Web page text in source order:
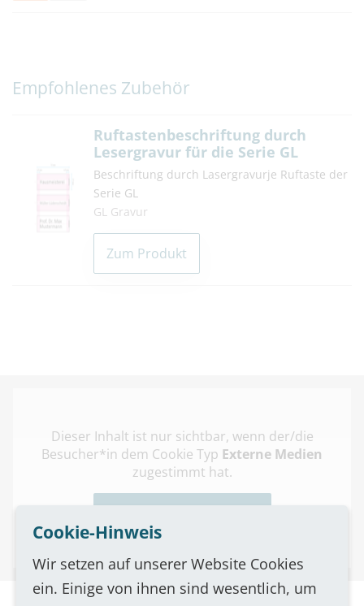
Empfohlenes Zubehör
Ruftastenbeschriftung durch
Lesergravur für die Serie GL
Beschriftung durch Lasergravurje Ruftaste der
Serie GL
GL Gravur
Zum Produkt
Dieser Inhalt ist nur sichtbar, wenn der/die
Besucher*in dem Cookie Typ Externe Medien
zugestimmt hat.
Einstellungen bearbeiten
Cookie-Hinweis
Wir setzen auf unserer Website Cookies
ein. Einige von ihnen sind wesentlich, um